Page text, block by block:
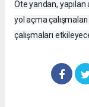
Öte yandan, yapılan
yol açma
çalışmaları